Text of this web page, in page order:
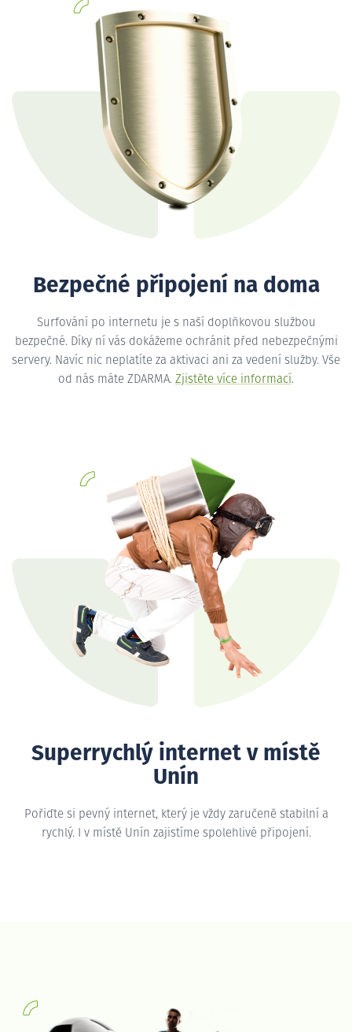
Bezpečné připojení na doma
Surfování po internetu je s naší doplňkovou službou
bezpečné. Díky ní vás dokážeme ochránit před nebezpečnými
servery. Navíc nic neplatíte za aktivaci ani za vedení služby. Vše
od nás máte ZDARMA. Zjistěte více informací.
Superrychlý internet v místě
Unín
Pořiďte si pevný internet, který je vždy zaručeně stabilní a
rychlý. I v místě Unín zajistíme spolehlivé připojení.